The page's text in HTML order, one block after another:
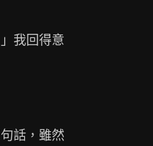
我回得意
話，雖然